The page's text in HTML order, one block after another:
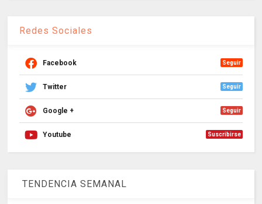
Redes Sociales
Facebook Seguir
Twitter Seguir
Google + Seguir
Youtube Suscribirse
TENDENCIA SEMANAL